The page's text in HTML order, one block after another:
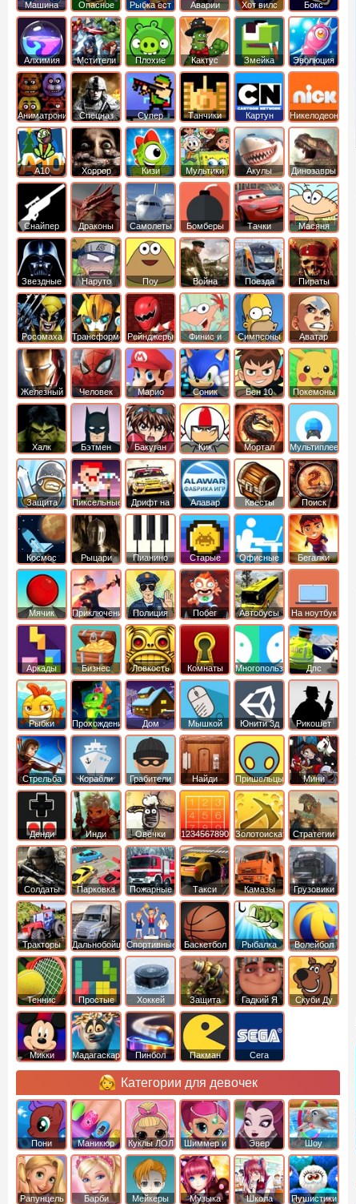
Машина
ест
машину
Опасное
оружие
Рыбка ест
рыбку
Аварии
машин
Хот вилс Бокс
Алхимия Мстители
Плохие
свинки
Кактус
маккой
Змейка Эволюция
Аниматроники Спецназ
Супер
бойцы
Танчики
Картун
нетворк
Никелодеон
А10 Хоррор Кизи Мультики Акулы Динозавры
Снайпер Драконы Самолеты Бомберы Тачки Масяня
Звездные
войны
Наруто Поу Война Поезда
Пираты
Карибского
Моря
Росомаха ТрансформерыРейнджеры
Самураи
Финис и
Ферб
Симпсоны
Аватар
легенда об
Аанге
Железный
человек
Человек
Паук
Марио Соник Бен 10 Покемоны
Халк Бэтмен Бакуган
Кик
Бутовский
Мортал
комбат
Мультиплеер
Защита
королевства
Пиксельные
Дрифт на
машинах
Алавар Квесты
Поиск
предметов
Космос Рыцари Пианино Старые Офисные Бегалки
Мячик Приключения Полиция Побег Автобусы На ноутбук
Аркады
Бизнес
симуляторы
Ловкость Комнаты Многопользовательские
Дпс
Рыбки Прохождение Дом Мышкой Юнити 3д Рикошет
Cтрельба
из лука
Корабли Грабители
Найди
выход
Пришельцы Мини
Денди Инди
Овечки
идут домой
1234567890 ЗолотоискательСтратегии
Солдаты
Парковка
машин
Пожарные
машины
Такси Камазы Грузовики
Тракторы ДальнобойщикиСпортивные Баскетбол Рыбалка Волейбол
Теннис Простые Хоккей
Защита
башни
Гадкий Я Скуби Ду
Микки
Мадагаскар Пинбол Пакман Сега
Категории для девочек
Пони
креатор
Маникюр Куклы ЛОЛ
Шиммер и
Шайн
Эвер
Афтер Хай
Шоу
дельфинов
Рапунцель Барби Мейкеры Музыка Школа Пушистики